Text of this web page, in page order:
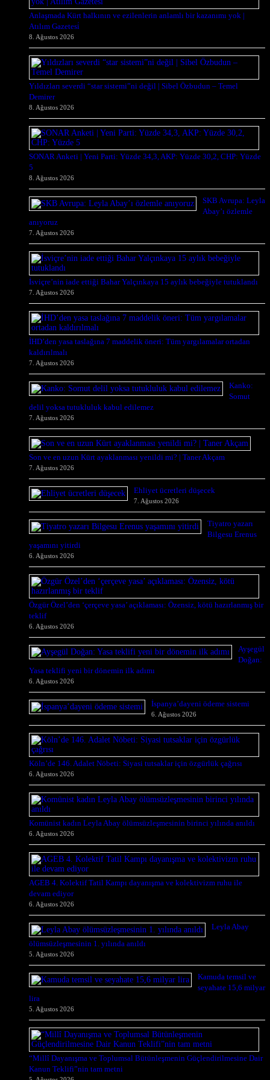
Anlaşmada Kürt halkının ve ezilenlerin anlamlı bir kazanımı yok |
Atılım Gazetesi̇
8. Ağustos 2026
Yıldızları severdi “star sistemi”ni değil | Sibel Özbudun – Temel
Demirer
8. Ağustos 2026
SONAR Anketi | Yeni Parti: Yüzde 34,3, AKP: Yüzde 30,2, CHP: Yüzde
5
8. Ağustos 2026
SKB Avrupa: Leyla
Abay’ı özlemle
anıyoruz
7. Ağustos 2026
İsviçre’nin iade ettiği Bahar Yalçınkaya 15 aylık bebeğiyle tutuklandı
7. Ağustos 2026
İHD’den yasa taslağına 7 maddelik öneri: Tüm yargılamalar ortadan
kaldırılmalı
7. Ağustos 2026
Kanko:
Somut
delil yoksa tutukluluk kabul edilemez
7. Ağustos 2026
Son ve en uzun Kürt ayaklanması yenildi mi? | Taner Akçam
7. Ağustos 2026
Ehliyet ücretleri düşecek
7. Ağustos 2026
Tiyatro yazarı
Bilgesu Erenus
yaşamını yitirdi
6. Ağustos 2026
Özgür Özel’den ‘çerçeve yasa’ açıklaması: Özensiz, kötü hazırlanmış bir
teklif
6. Ağustos 2026
Ayşegül
Doğan:
Yasa teklifi yeni bir dönemin ilk adımı
6. Ağustos 2026
İspanya’dayeni ödeme sistemi
6. Ağustos 2026
Köln’de 146. Adalet Nöbeti: Siyasi tutsaklar için özgürlük çağrısı
6. Ağustos 2026
Komünist kadın Leyla Abay ölümsüzleşmesinin birinci yılında anıldı
6. Ağustos 2026
AGEB 4. Kolektif Tatil Kampı dayanışma ve kolektivizm ruhu ile
devam ediyor
6. Ağustos 2026
Leyla Abay
ölümsüzleşmesinin 1. yılında anıldı
5. Ağustos 2026
Kamuda temsil ve
seyahate 15,6 milyar
lira
5. Ağustos 2026
“Millî Dayanışma ve Toplumsal Bütünleşmenin Güçlendirilmesine Dair
Kanun Teklifi”nin tam metni